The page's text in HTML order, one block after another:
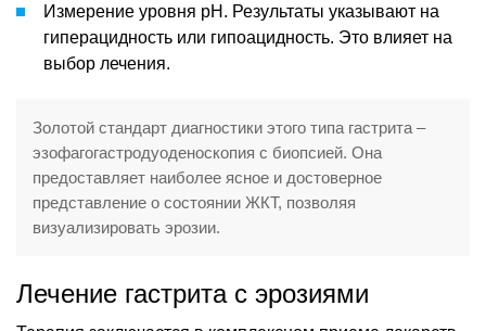
Измерение уровня рН. Результаты указывают на
гиперацидность или гипоацидность. Это влияет на
выбор лечения.
Золотой стандарт диагностики этого типа гастрита –
эзофагогастродуоденоскопия с биопсией. Она
предоставляет наиболее ясное и достоверное
представление о состоянии ЖКТ, позволяя
визуализировать эрозии.
Лечение гастрита с эрозиями